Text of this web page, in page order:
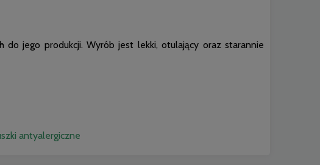
do jego produkcji. Wyrób jest lekki, otulający oraz starannie
antyalergiczne